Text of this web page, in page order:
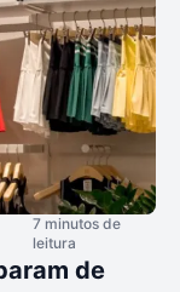
7 minutos de
leitura
de